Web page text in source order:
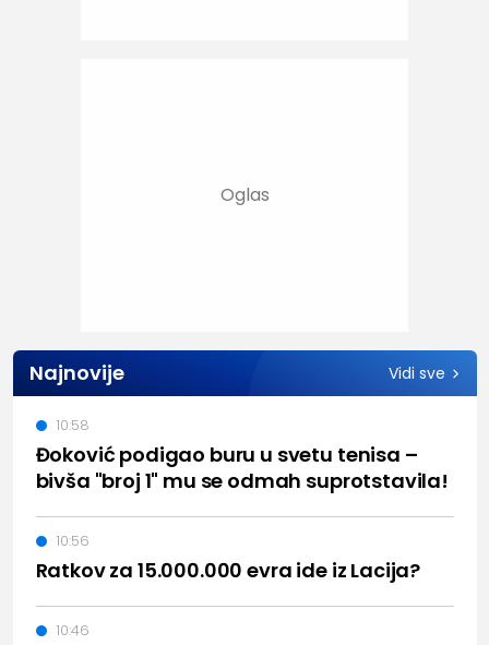
Najnovije Vidi sve
Đoković podigao buru u svetu tenisa –
bivša "broj 1" mu se odmah suprotstavila!
10:58
Ratkov za 15.000.000 evra ide iz Lacija?
10:56
10:46